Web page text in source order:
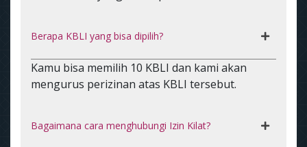
Berapa KBLI yang bisa dipilih?
Kamu bisa memilih 10 KBLI dan kami akan
mengurus perizinan atas KBLI tersebut.
Bagaimana cara menghubungi Izin Kilat?